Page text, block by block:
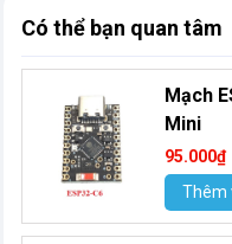
Có thể bạn quan tâm
Mạch
Mini
95.000₫
Thêm